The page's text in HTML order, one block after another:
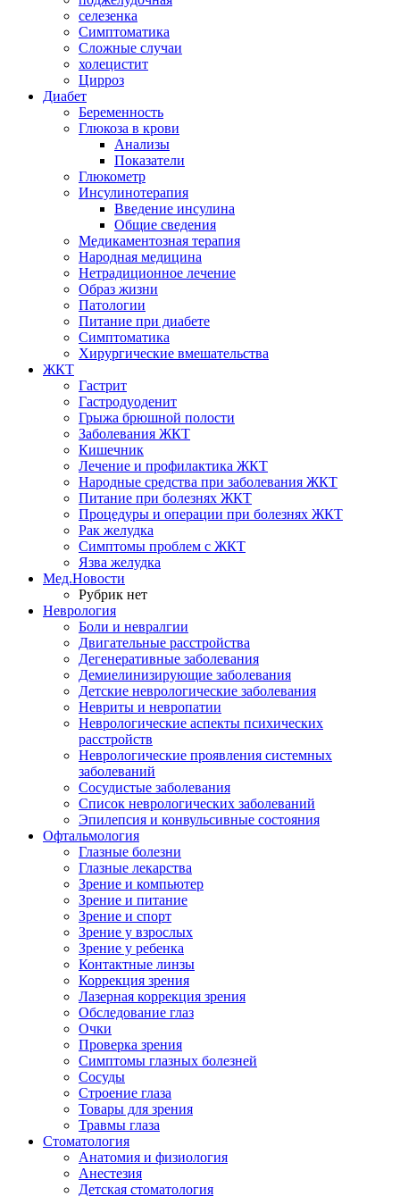
селезенка
Симптоматика
Сложные случаи
холецистит
Цирроз
Диабет
Беременность
Глюкоза в крови
Анализы
Показатели
Глюкометр
Инсулинотерапия
Введение инсулина
Общие сведения
Медикаментозная терапия
Народная медицина
Нетрадиционное лечение
Образ жизни
Патологии
Питание при диабете
Симптоматика
Хирургические вмешательства
ЖКТ
Гастрит
Гастродуоденит
Грыжа брюшной полости
Заболевания ЖКТ
Кишечник
Лечение и профилактика ЖКТ
Народные средства при заболевания ЖКТ
Питание при болезнях ЖКТ
Процедуры и операции при болезнях ЖКТ
Рак желудка
Симптомы проблем с ЖКТ
Язва желудка
Мед.Новости
Рубрик нет
Неврология
Боли и невралгии
Двигательные расстройства
Дегенеративные заболевания
Демиелинизирующие заболевания
Детские неврологические заболевания
Невриты и невропатии
Неврологические аспекты психических
расстройств
Неврологические проявления системных
заболеваний
Сосудистые заболевания
Список неврологических заболеваний
Эпилепсия и конвульсивные состояния
Офтальмология
Глазные болезни
Глазные лекарства
Зрение и компьютер
Зрение и питание
Зрение и спорт
Зрение у взрослых
Зрение у ребенка
Контактные линзы
Коррекция зрения
Лазерная коррекция зрения
Обследование глаз
Очки
Проверка зрения
Симптомы глазных болезней
Сосуды
Строение глаза
Товары для зрения
Травмы глаза
Стоматология
Анатомия и физиология
Анестезия
Детская стоматология